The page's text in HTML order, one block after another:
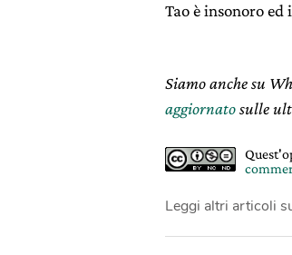
Tao è insonoro ed
Siamo anche su
aggiornatosulle
Leggi altri articoli